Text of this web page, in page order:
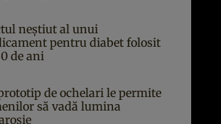
neștiut al unui
pentru diabet folosit
de ani
de ochelari le permite
să vadă lumina